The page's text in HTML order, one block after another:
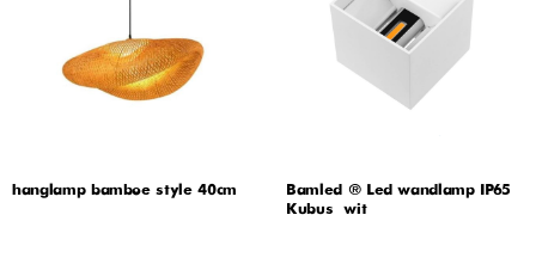
hanglamp bamboe style 40cm
Bamled ® Led wandlamp IP65
Kubus – wit